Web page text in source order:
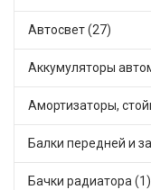
Автосвет (27)
Бачки радиатора (1)